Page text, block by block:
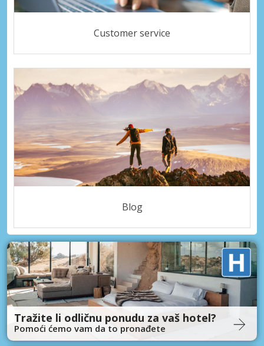
Customer service
Blog
Tražite li odličnu ponudu za vaš hotel?
Pomoći ćemo vam da to pronađete